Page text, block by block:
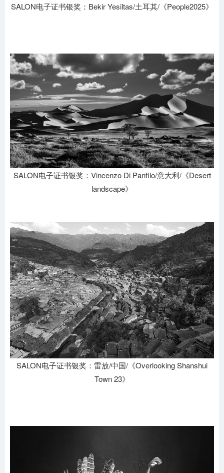
SALON电子证书银奖：Bekir Yesiltas/土耳其/《People2025》
SALON电子证书银奖：Vincenzo Di Panfilo/意大利/《Desert
landscape》
SALON电子证书银奖：雷放/中国/《Overlooking Shanshui
Town 23》